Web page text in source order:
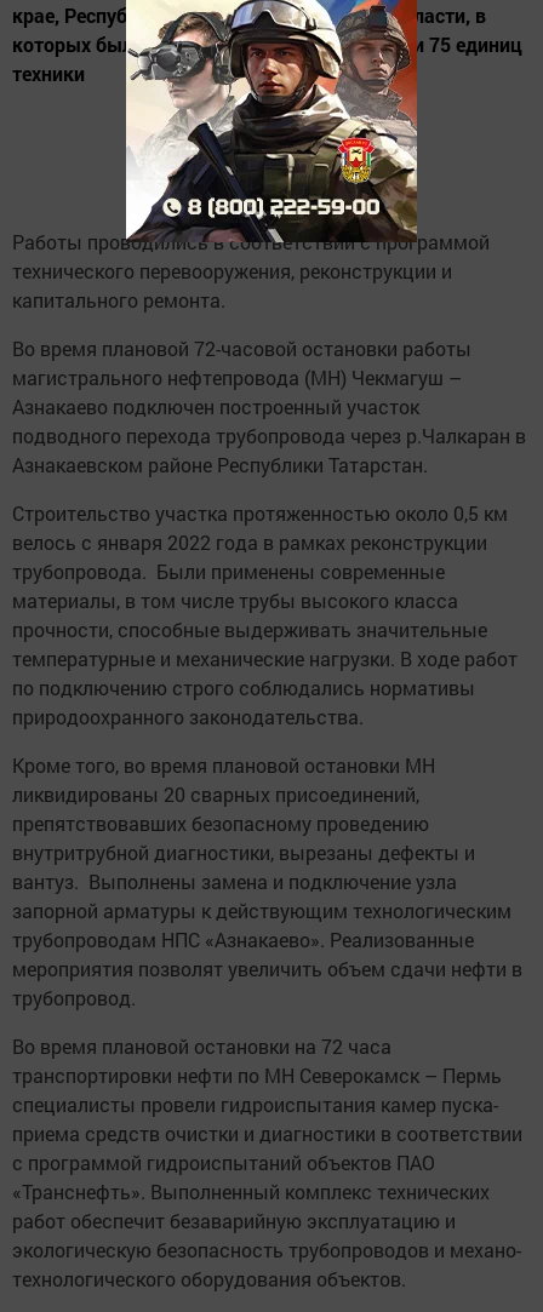
крае, Республике Татарстан и Кировской области, в
которых были задействованы 210 человек и 75 единиц
техники
Работы проводились в соответствии с программой
технического перевооружения, реконструкции и
капитального ремонта.
Во время плановой 72-часовой остановки работы
магистрального нефтепровода (МН) Чекмагуш –
Азнакаево подключен построенный участок
подводного перехода трубопровода через р.Чалкаран в
Азнакаевском районе Республики Татарстан.
Строительство участка протяженностью около 0,5 км
велось с января 2022 года в рамках реконструкции
трубопровода. Были применены современные
материалы, в том числе трубы высокого класса
прочности, способные выдерживать значительные
температурные и механические нагрузки. В ходе работ
по подключению строго соблюдались нормативы
природоохранного законодательства.
Кроме того, во время плановой остановки МН
ликвидированы 20 сварных присоединений,
препятствовавших безопасному проведению
внутритрубной диагностики, вырезаны дефекты и
вантуз. Выполнены замена и подключение узла
запорной арматуры к действующим технологическим
трубопроводам НПС «Азнакаево». Реализованные
мероприятия позволят увеличить объем сдачи нефти в
трубопровод.
Во время плановой остановки на 72 часа
транспортировки нефти по МН Северокамск – Пермь
специалисты провели гидроиспытания камер пуска-
приема средств очистки и диагностики в соответствии
с программой гидроиспытаний объектов ПАО
«Транснефть». Выполненный комплекс технических
работ обеспечит безаварийную эксплуатацию и
экологическую безопасность трубопроводов и механо-
технологического оборудования объектов.